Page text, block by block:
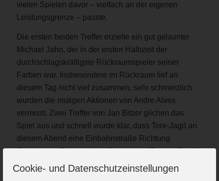
Cookie- und Datenschutzeinstellungen
vielen Spielen davor – vielfach an der eigenen
Leistungsgrenze – passte.
Die ersten beiden Treffer erzielte ein gut gelaunter
Michael Jahn, der in der ersten Halbzeit der
durchschlagskräftigste Rückraumspieler seiner
Farben war. Insbesondere im Rückraum lief an
diesem Tag nicht viel zusammen, sehr schmerzlich
wurden die mutigen Aktionen von Andre Alves
vermisst. Zwei Treffer von Jan Bitzer glichen das
Spiel aus und schnell wurde klar, dass Tore-Jagd an
diesem Abend eine Einbahnstraße Richtung
Günzburger Tor werden sollte, obwohl Torwart Patrick
Bieber noch Schlimmeres verhinderte. Blitzschnell
schaltete der Gast aus einer bärenstarken 6:0-